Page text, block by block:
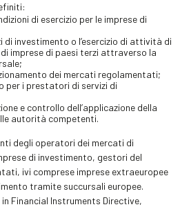
di esercizio per le imprese di
di investimento o l’esercizio di attività di
imprese di paesi terzi attraverso la
dei mercati regolamentati;
per i prestatori di servizi di
e controllo dell’applicazione della
autorità competenti.
degli operatori dei mercati di
di investimento, gestori del
ivi comprese imprese extraeuropee
tramite succursali europee.
Financial Instruments Directive,